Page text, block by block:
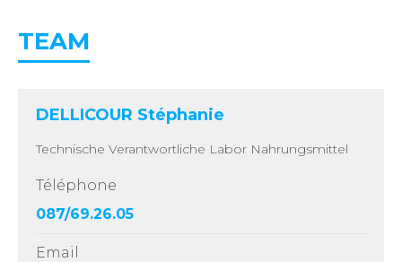
TEAM
DELLICOUR Stéphanie
Technische Verantwortliche Labor Nahrungsmittel
Téléphone
087/69.26.05
Email